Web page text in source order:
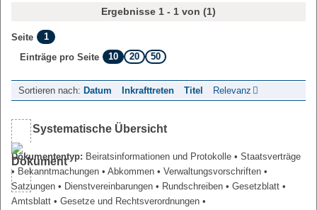
Ergebnisse 1 - 1 von (1)
Seite
1
Einträge pro Seite
10 20 50
Sortieren nach: Datum Inkrafttreten Titel Relevanz
Systematische Übersicht
Dokumententyp: Beiratsinformationen und Protokolle • Staatsverträge
• Bekanntmachungen • Abkommen • Verwaltungsvorschriften •
Satzungen • Dienstvereinbarungen • Rundschreiben • Gesetzblatt •
Amtsblatt • Gesetze und Rechtsverordnungen •